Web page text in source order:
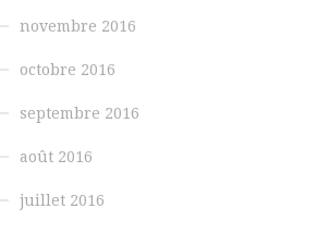
novembre 2016
octobre 2016
septembre 2016
août 2016
juillet 2016